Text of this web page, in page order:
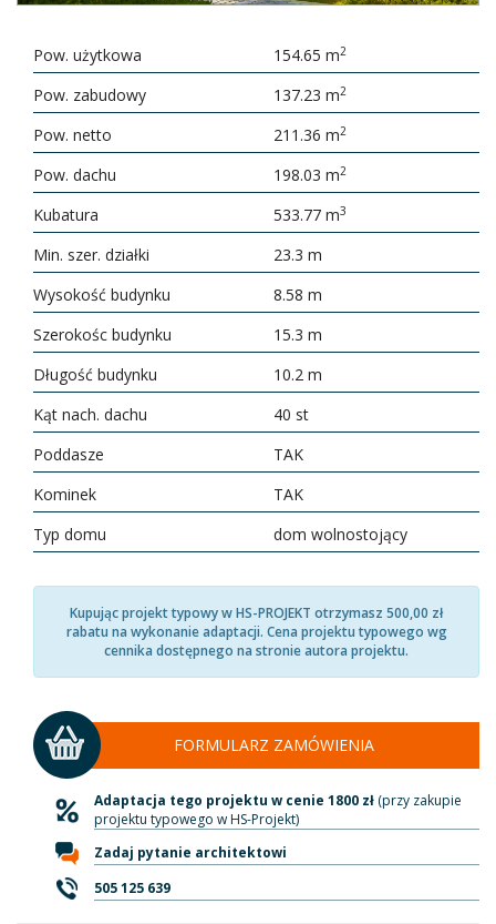
Pow. użytkowa 154.65 m2
Pow. zabudowy 137.23 m2
Pow. netto 211.36 m2
Pow. dachu 198.03 m2
Kubatura 533.77 m3
Min. szer. działki
23.3 m
Wysokość budynku
8.58 m
Szerokośc budynku
15.3 m
Długość budynku
10.2 m
Kąt nach. dachu
40 st
Poddasze
TAK
Kominek
TAK
Typ domu
dom wolnostojący
Kupując projekt typowy w HS-PROJEKT otrzymasz 500,00 zł
rabatu na wykonanie adaptacji. Cena projektu typowego wg
cennika dostępnego na stronie autora projektu.
FORMULARZ ZAMÓWIENIA
Adaptacja tego projektu w cenie 1800 zł (przy zakupie
projektu typowego w HS-Projekt)
Zadaj pytanie architektowi
505 125 639